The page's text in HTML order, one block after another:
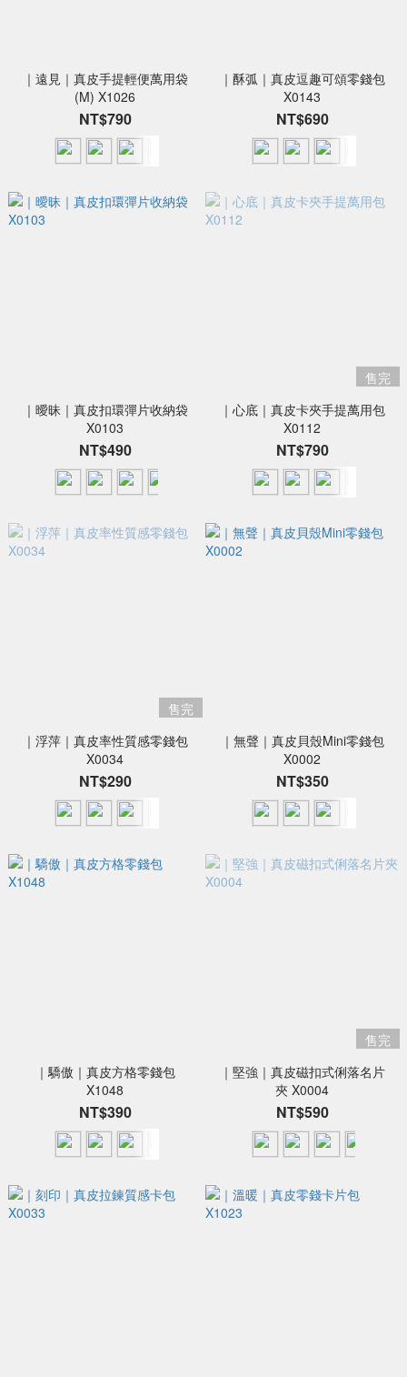
｜遠見｜真皮手提輕便萬用袋
(M) X1026
NT$790
｜酥弧｜真皮逗趣可頌零錢包
X0143
NT$690
｜曖昧｜真皮扣環彈片收納袋
X0103
NT$490
售完
｜心底｜真皮卡夾手提萬用包
X0112
NT$790
售完
｜浮萍｜真皮率性質感零錢包
X0034
NT$290
｜無聲｜真皮貝殼Mini零錢包
X0002
NT$350
｜驕傲｜真皮方格零錢包
X1048
NT$390
售完
｜堅強｜真皮磁扣式俐落名片
夾 X0004
NT$590